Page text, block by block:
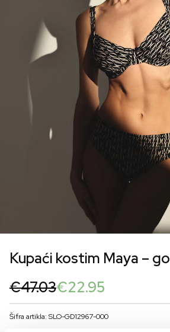
Kupaći kostim Maya –
€47.03
Original
price
was:
€47.03.
€22.95
Current
price
is:
€22.95.
Šifra artikla: SLO-GD12967-000